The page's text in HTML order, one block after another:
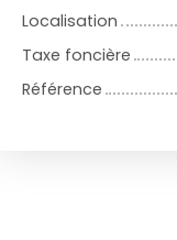
Localisation
Taxe foncière
Référence